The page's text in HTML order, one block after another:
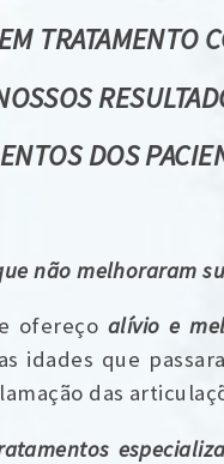
TRATAMENTO
DOS
não melhoraram
e ofereço alívio e
idades que
das